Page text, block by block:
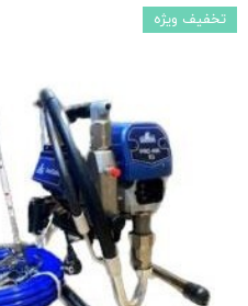
تخفیف ویژه